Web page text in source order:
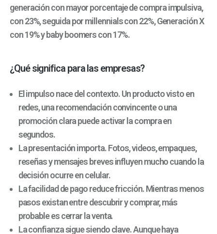
generación con mayor porcentaje de compra impulsiva,
con 23%, seguida por millennials con 22%, Generación X
con 19% y baby boomers con 17%.
¿Qué significa para las empresas?
El impulso nace del contexto. Un producto visto en
redes, una recomendación convincente o una
promoción clara puede activar la compra en
segundos.
La presentación importa. Fotos, videos, empaques,
reseñas y mensajes breves influyen mucho cuando la
decisión ocurre en celular.
La facilidad de pago reduce fricción. Mientras menos
pasos existan entre descubrir y comprar, más
probable es cerrar la venta.
La confianza sigue siendo clave. Aunque haya